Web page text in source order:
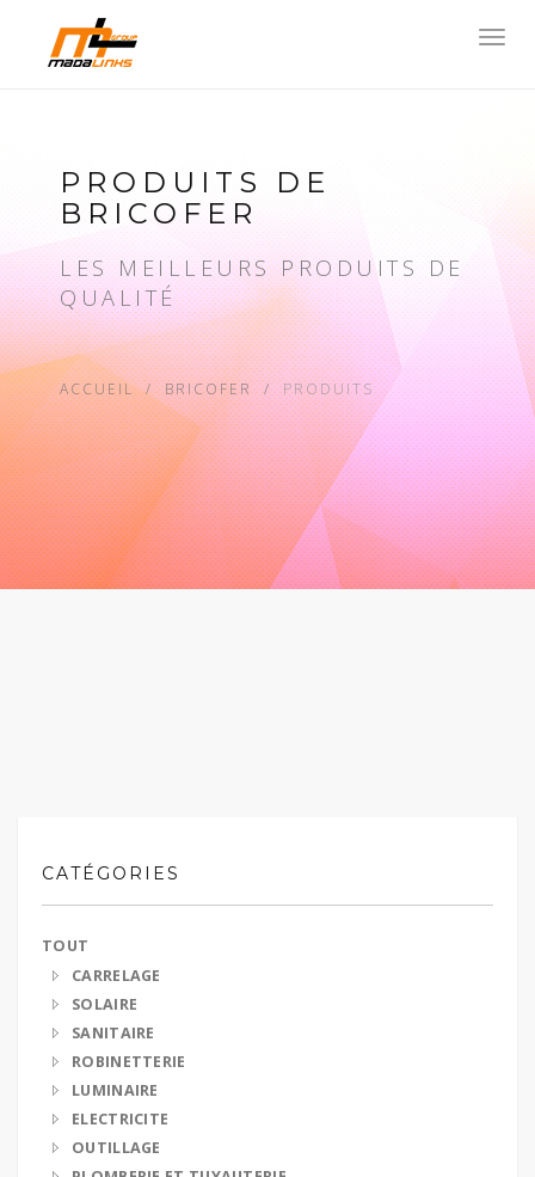
PRODUITS DE
BRICOFER
LES MEILLEURS PRODUITS DE
QUALITÉ
ACCUEIL BRICOFER PRODUITS
CATÉGORIES
TOUT
CARRELAGE
SOLAIRE
SANITAIRE
ROBINETTERIE
LUMINAIRE
ELECTRICITE
OUTILLAGE